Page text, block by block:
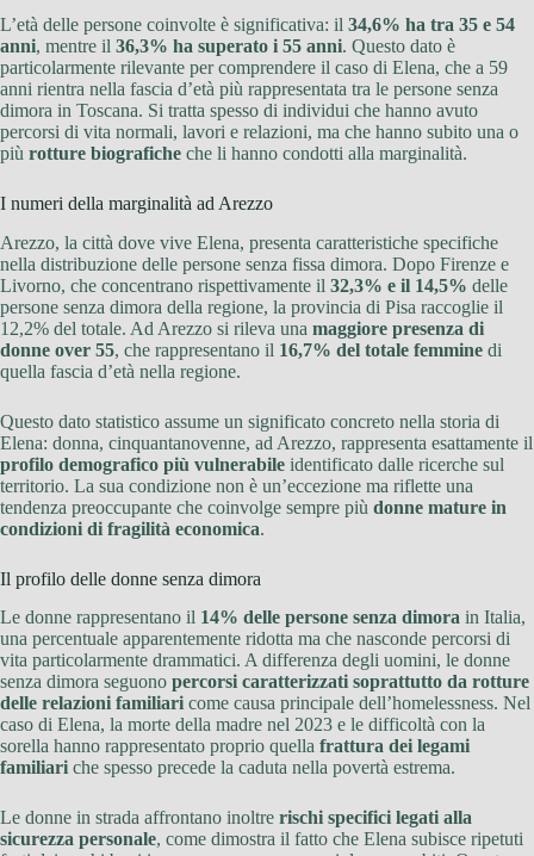
L’età delle persone coinvolte è significativa: il 34,6% ha tra 35 e 54
anni, mentre il 36,3% ha superato i 55 anni. Questo dato è
particolarmente rilevante per comprendere il caso di Elena, che a 59
anni rientra nella fascia d’età più rappresentata tra le persone senza
dimora in Toscana. Si tratta spesso di individui che hanno avuto
percorsi di vita normali, lavori e relazioni, ma che hanno subito una o
più rotture biografiche che li hanno condotti alla marginalità.
I numeri della marginalità ad Arezzo
Arezzo, la città dove vive Elena, presenta caratteristiche specifiche
nella distribuzione delle persone senza fissa dimora. Dopo Firenze e
Livorno, che concentrano rispettivamente il 32,3% e il 14,5% delle
persone senza dimora della regione, la provincia di Pisa raccoglie il
12,2% del totale. Ad Arezzo si rileva una maggiore presenza di
donne over 55, che rappresentano il 16,7% del totale femmine di
quella fascia d’età nella regione.
Questo dato statistico assume un significato concreto nella storia di
Elena: donna, cinquantanovenne, ad Arezzo, rappresenta esattamente il
profilo demografico più vulnerabile identificato dalle ricerche sul
territorio. La sua condizione non è un’eccezione ma riflette una
tendenza preoccupante che coinvolge sempre più donne mature in
condizioni di fragilità economica.
Il profilo delle donne senza dimora
Le donne rappresentano il 14% delle persone senza dimora in Italia,
una percentuale apparentemente ridotta ma che nasconde percorsi di
vita particolarmente drammatici. A differenza degli uomini, le donne
senza dimora seguono percorsi caratterizzati soprattutto da rotture
delle relazioni familiari come causa principale dell’homelessness. Nel
caso di Elena, la morte della madre nel 2023 e le difficoltà con la
sorella hanno rappresentato proprio quella frattura dei legami
familiari che spesso precede la caduta nella povertà estrema.
Le donne in strada affrontano inoltre rischi specifici legati alla
sicurezza personale, come dimostra il fatto che Elena subisce ripetuti